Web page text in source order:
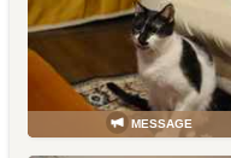
MESSAGE